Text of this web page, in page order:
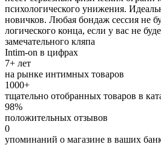
психологического унижения.
новичков. Любая бондаж сессия не
логического конца, если у вас не
замечательного кляпа
Intim-on в цифрах
7+ лет
на рынке интимных товаров
1000+
тщательно отобранных товаров в
98%
положительных отзывов
0
упоминаний о магазине в ваших